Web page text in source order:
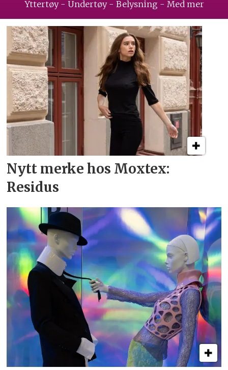
Yttertøy - Undertøy - Belysning - Med mer
Nytt merke hos Moxtex:
Residus